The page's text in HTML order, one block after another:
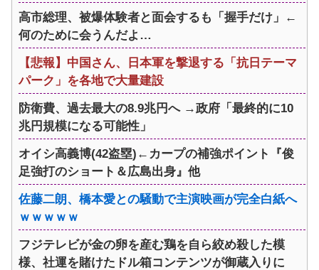
高市総理、被爆体験者と面会するも「握手だけ」←
何のために会うんだよ…
【悲報】中国さん、日本軍を撃退する「抗日テーマ
パーク」を各地で大量建設
防衛費、過去最大の8.9兆円へ →政府「最終的に10
兆円規模になる可能性」
オイシ高義博(42盗塁)←カープの補強ポイント『俊
足強打のショート＆広島出身』他
佐藤二朗、橋本愛との騒動で主演映画が完全白紙へ
ｗｗｗｗｗ
フジテレビが金の卵を産む鶏を自ら絞め殺した模
様、社運を賭けたドル箱コンテンツが御蔵入りに